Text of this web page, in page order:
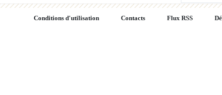
Conditions d'utilisation Contacts Flux RSS